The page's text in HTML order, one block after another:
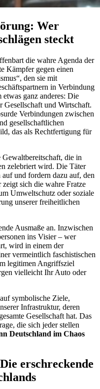
Wer
steckt
die wahre Agenda der
Kämpfer gegen einen
den sie mit
in Verbindung
ganz anderes: Die
Gesellschaft und Wirtschaft.
Verbindungen zwischen
gesellschaftlichen
das als Rechtfertigung für
Gewaltbereitschaft, die in
zelebriert wird. Die Täter
und fordern dazu auf, den
sich die wahre Fratze
Umweltschutz oder soziale
unserer freiheitlichen
Ausmaße an. Inzwischen
ins Visier – wer
wird in einem der
vermeintlich faschistischen
legitimen Angriffsziel
vielleicht Ihr Auto oder
symbolische Ziele,
Infrastruktur, deren
Gesellschaft hat. Das
die sich jeder stellen
Deutschland im Chaos
erschreckende